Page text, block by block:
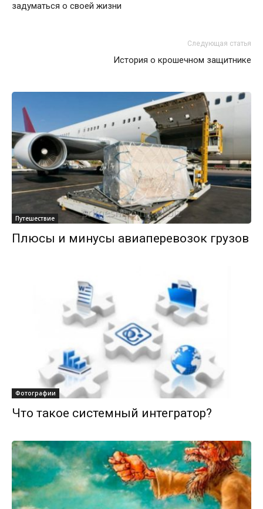
задуматься о своей жизни
Следующая статья
История о крошечном защитнике
Путешествие
Плюсы и минусы авиаперевозок грузов
Фотографии
Что такое системный интегратор?